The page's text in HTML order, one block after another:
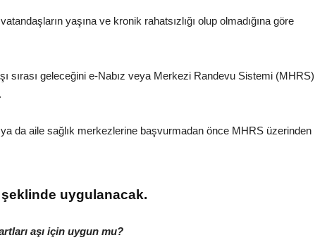
yaşına ve kronik rahatsızlığı olup olmadığına göre
sırası geleceğini e-Nabız veya Merkezi Randevu Sistemi (MHRS)
da aile sağlık merkezlerine başvurmadan önce MHRS üzerinden
uygulanacak.
aşı için uygun mu?